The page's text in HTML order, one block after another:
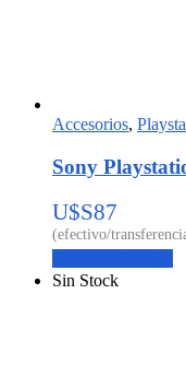
Accesorios,
Sony
U$S87
Sin Stock